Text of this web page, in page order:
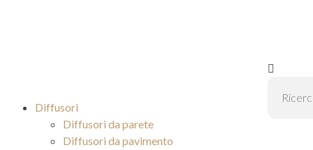
Diffusori
Diffusori da parete
Diffusori da pavimento